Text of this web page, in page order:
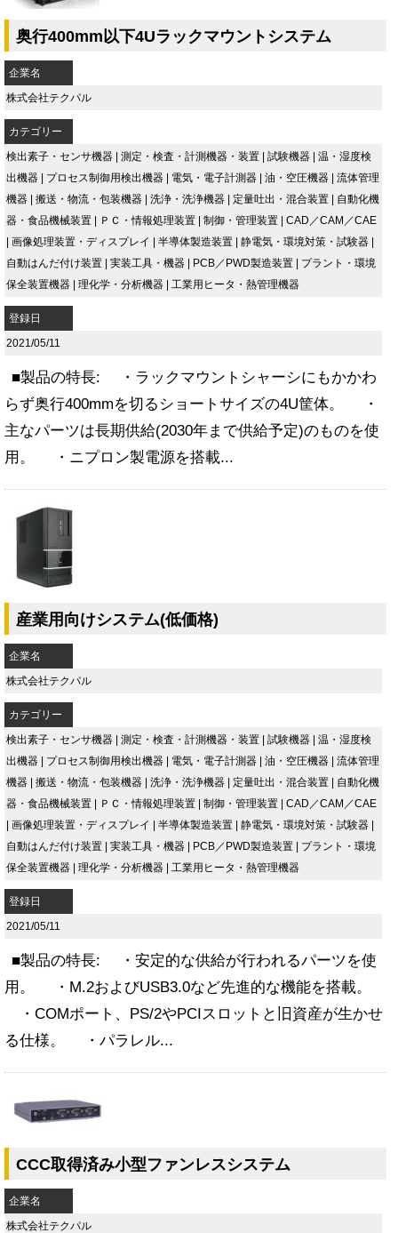
奥行400mm以下4Uラックマウントシステム
企業名
株式会社テクパル
カテゴリー
検出素子・センサ機器 | 測定・検査・計測機器・装置 | 試験機器 | 温・湿度検
出機器 | プロセス制御用検出機器 | 電気・電子計測器 | 油・空圧機器 | 流体管理
機器 | 搬送・物流・包装機器 | 洗浄・洗浄機器 | 定量吐出・混合装置 | 自動化機
器・食品機械装置 | ＰＣ・情報処理装置 | 制御・管理装置 | CAD／CAM／CAE
| 画像処理装置・ディスプレイ | 半導体製造装置 | 静電気・環境対策・試験器 |
自動はんだ付け装置 | 実装工具・機器 | PCB／PWD製造装置 | プラント・環境
保全装置機器 | 理化学・分析機器 | 工業用ヒータ・熱管理機器
登録日
2021/05/11
■製品の特長: ・ラックマウントシャーシにもかかわ
らず奥行400mmを切るショートサイズの4U筐体。 ・
主なパーツは長期供給(2030年まで供給予定)のものを使
用。 ・ニプロン製電源を搭載...
産業用向けシステム(低価格)
企業名
株式会社テクパル
カテゴリー
検出素子・センサ機器 | 測定・検査・計測機器・装置 | 試験機器 | 温・湿度検
出機器 | プロセス制御用検出機器 | 電気・電子計測器 | 油・空圧機器 | 流体管理
機器 | 搬送・物流・包装機器 | 洗浄・洗浄機器 | 定量吐出・混合装置 | 自動化機
器・食品機械装置 | ＰＣ・情報処理装置 | 制御・管理装置 | CAD／CAM／CAE
| 画像処理装置・ディスプレイ | 半導体製造装置 | 静電気・環境対策・試験器 |
自動はんだ付け装置 | 実装工具・機器 | PCB／PWD製造装置 | プラント・環境
保全装置機器 | 理化学・分析機器 | 工業用ヒータ・熱管理機器
登録日
2021/05/11
■製品の特長: ・安定的な供給が行われるパーツを使
用。 ・M.2およびUSB3.0など先進的な機能を搭載。
・COMポート、PS/2やPCIスロットと旧資産が生かせ
る仕様。 ・パラレル...
CCC取得済み小型ファンレスシステム
企業名
株式会社テクパル